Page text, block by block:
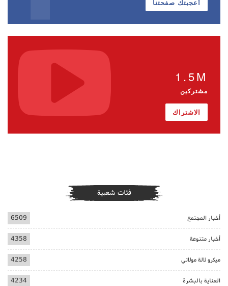
أعجبتك صفحتنا
1.5M
مشتركين
الاشتراك
فئات شعبية
أخبار المجتمع 6509
أخبار متنوعة 4358
ميكرو لالة مولاتي 4258
العناية بالبشرة 4234